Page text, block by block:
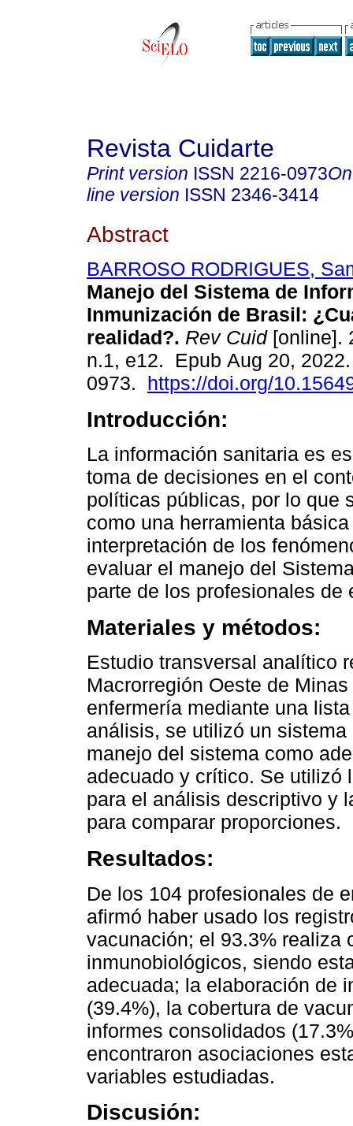
Revista Cuidarte
Print version ISSN 2216-0973
line version ISSN 2346-3414
Abstract
BARROSO RODRIGUES,
Manejo del Sistema de
Inmunización de Brasil:
realidad?. Rev Cuid[online].
n.1, e12. Epub Aug 20,
0973. https://doi.org/
Introducción:
La información sanitaria es
toma de decisiones en el
políticas públicas, por lo que
como una herramienta
interpretación de los
evaluar el manejo del
parte de los profesionales de
Materiales y métodos:
Estudio transversal analítico
Macrorregión Oeste de
enfermería mediante una
análisis, se utilizó un
manejo del sistema como
adecuado y crítico. Se utilizó
para el análisis descriptivo y
para comparar proporciones.
Resultados:
De los 104 profesionales de
afirmó haber usado los
vacunación; el 93.3% realiza
inmunobiológicos, siendo
adecuada; la elaboración de
(39.4%), la cobertura de
informes consolidados
encontraron asociaciones
variables estudiadas.
Discusión: